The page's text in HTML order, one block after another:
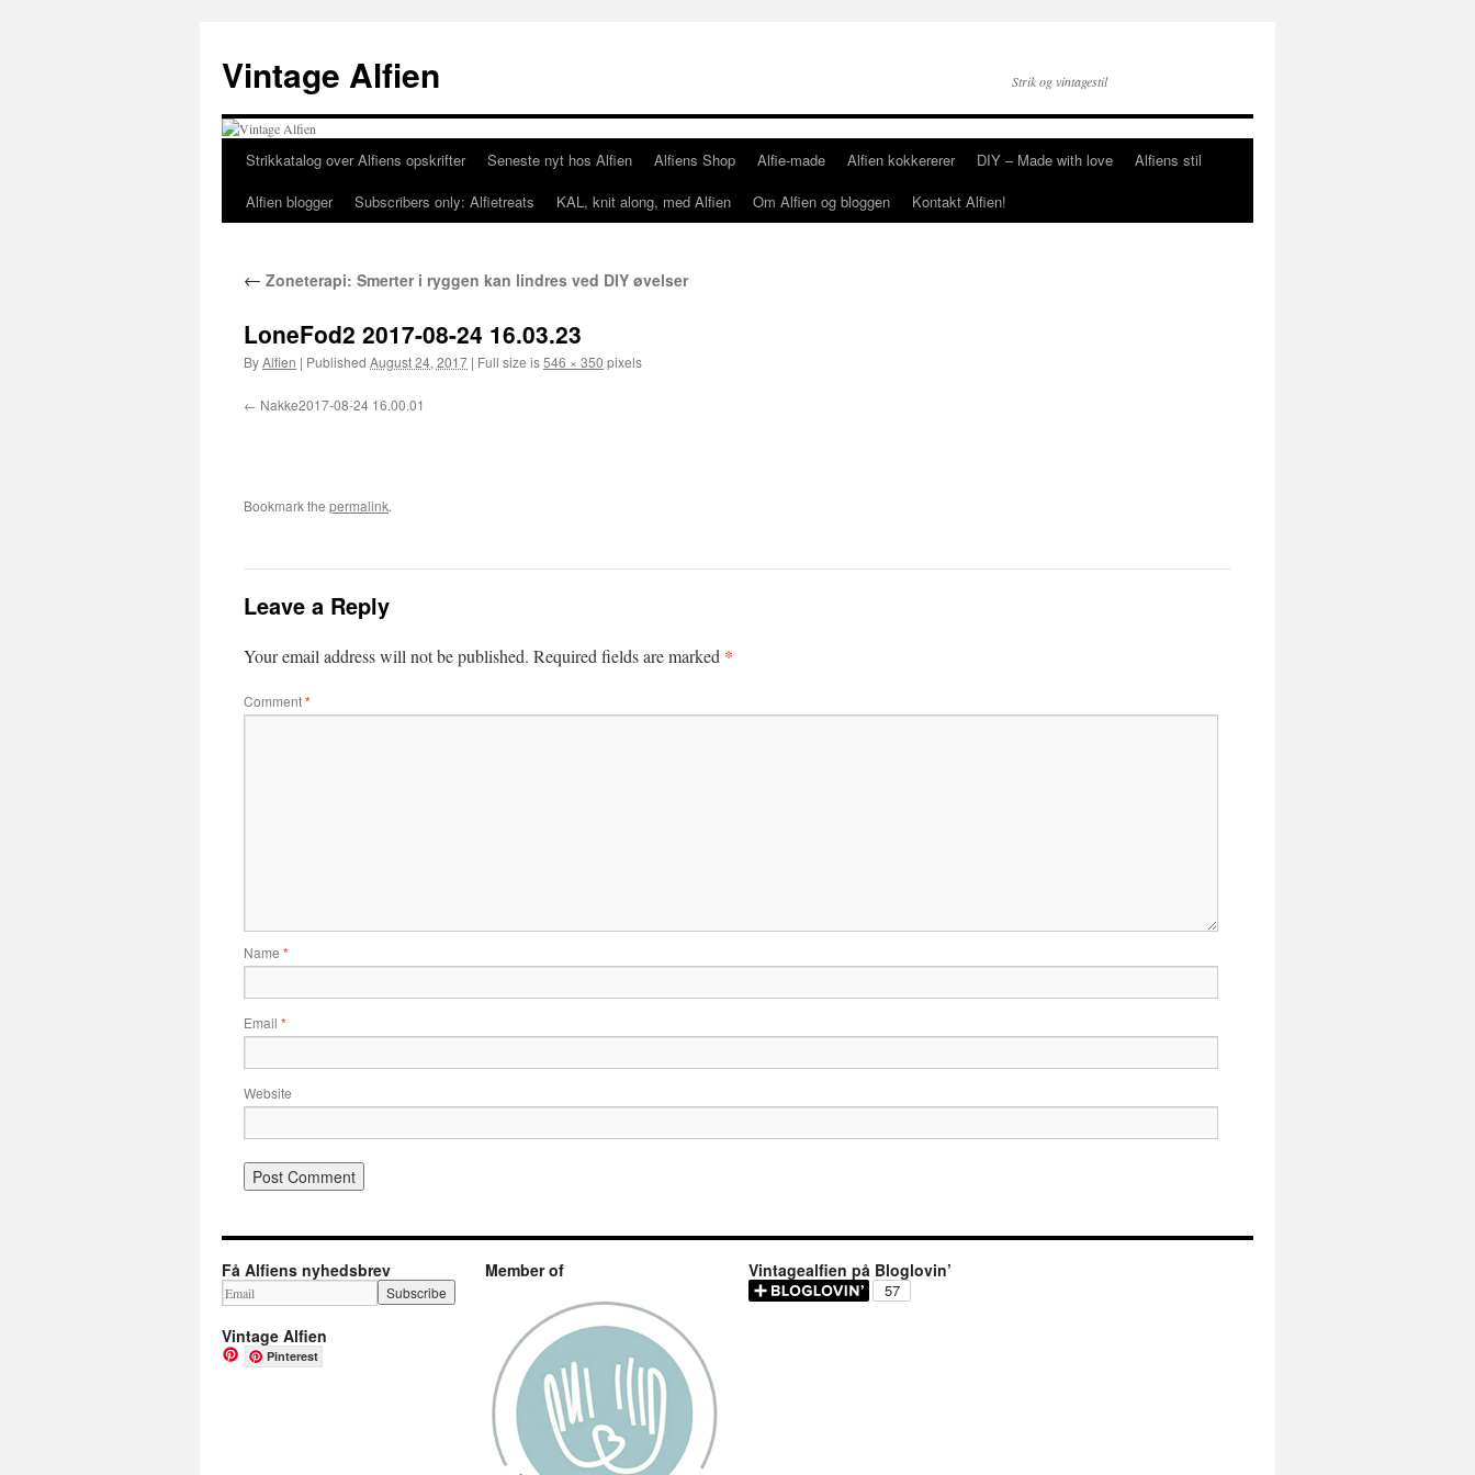
content
Vintage Alfien Strik og vintagestil
Strikkatalog over Alfiens opskrifter Seneste nyt hos Alfien Alfiens Shop Alfie-made Alfien kokkererer DIY – Made with love
Alfiens stil
Alfien blogger
Subscribers only: Alfietreats KAL, knit along, med Alfien Om Alfien og bloggen Kontakt Alfien!
← Zoneterapi: Smerter i ryggen kan lindres ved DIY øvelser
LoneFod2 2017-08-24 16.03.23
ByAlfien | Published August 24, 2017 | Full size is546 × 350 pixels
Nakke2017-08-24 16.00.01
Bookmark the permalink.
Leave a Reply
Your email address will not be published. Required fields are marked *
Comment*
Name *
Email *
Website
Få Alfiens nyhedsbrev
Vintage Alfien
Pinterest
Member of Vintagealfien på Bloglovin’